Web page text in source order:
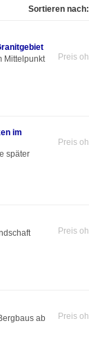
Sortieren nach:
Preis
Mittelpunkt
Preis
im
später
Preis
Preis
ab